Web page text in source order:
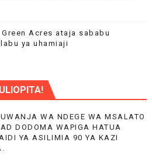
Acres ataja sababu
ya uhamiaji
WA NDEGE WA MSALATO
DODOMA WAPIGA HATUA
YA ASILIMIA 90 YA KAZI